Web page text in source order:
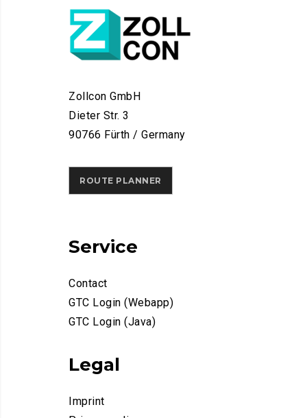
Zollcon GmbH
Dieter Str. 3
90766 Fürth / Germany
ROUTE PLANNER
Service
Contact
GTC Login (Webapp)
GTC Login (Java)
Legal
Imprint